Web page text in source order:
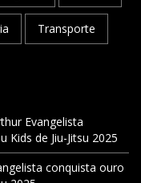
Transporte
Evangelista
de Jiu-Jitsu 2025
conquista ouro